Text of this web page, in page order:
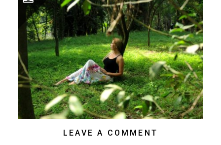
LEAVE A COMMENT